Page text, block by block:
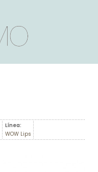
Línea:
WOW Lips